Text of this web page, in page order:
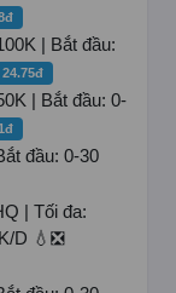
| Bắt đầu:
| Bắt đầu: 0-
đầu: 0-30
| Tối đa:
D 💧❎